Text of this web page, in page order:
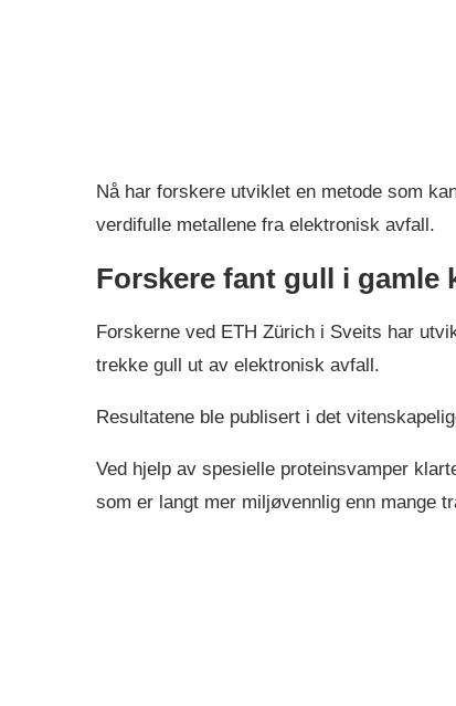
Nå har forskere utviklet en metode som
verdifulle metallene fra elektronisk avfall.
Forskere fant gull i gamle
Forskerne ved ETH Zürich i Sveits har
trekke gull ut av elektronisk avfall.
Resultatene ble publisert i det
Ved hjelp av spesielle proteinsvamper
som er langt mer miljøvennlig enn mange